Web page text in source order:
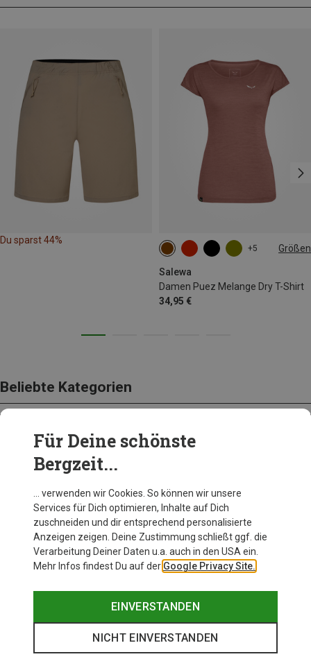
Du sparst 44%
+5 Größen
Salewa
Damen Puez Melange Dry T-Shirt
34,95 €
XS S M
XXL
Beliebte Kategorien
BEKLEIDUNG
Für Deine schönste
Bergzeit...
… verwenden wir Cookies. So können wir unsere
Services für Dich optimieren, Inhalte auf Dich
zuschneiden und dir entsprechend personalisierte
Anzeigen zeigen. Deine Zustimmung schließt ggf. die
Verarbeitung Deiner Daten u.a. auch in den USA ein.
Mehr Infos findest Du auf der Google Privacy Site.
EINVERSTANDEN
NICHT EINVERSTANDEN